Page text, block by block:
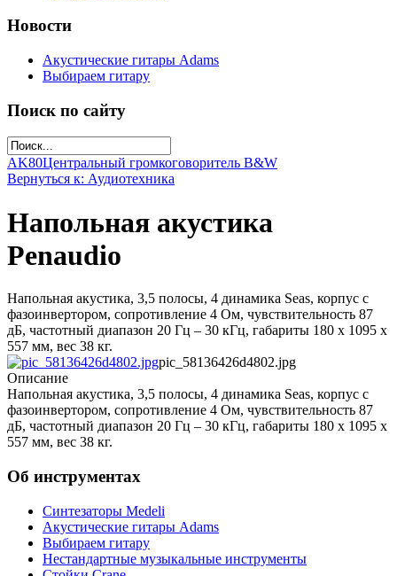
Новости
Акустические гитары Adams
Выбираем гитару
Поиск по сайту
AK80Центральный громкоговоритель B&W
Вернуться к: Аудиотехника
Напольная акустика
Penaudio
Напольная акустика, 3,5 полосы, 4 динамика Seas, корпус с
фазоинвертором, сопротивление 4 Ом, чувствительность 87
дБ, частотный диапазон 20 Гц – 30 кГц, габариты 180 x 1095 x
557 мм, вес 38 кг.
pic_58136426d4802.jpg
Описание
Напольная акустика, 3,5 полосы, 4 динамика Seas, корпус с
фазоинвертором, сопротивление 4 Ом, чувствительность 87
дБ, частотный диапазон 20 Гц – 30 кГц, габариты 180 x 1095 x
557 мм, вес 38 кг.
Об инструментах
Синтезаторы Мedeli
Акустические гитары Adams
Выбираем гитару
Нестандартные музыкальные инструменты